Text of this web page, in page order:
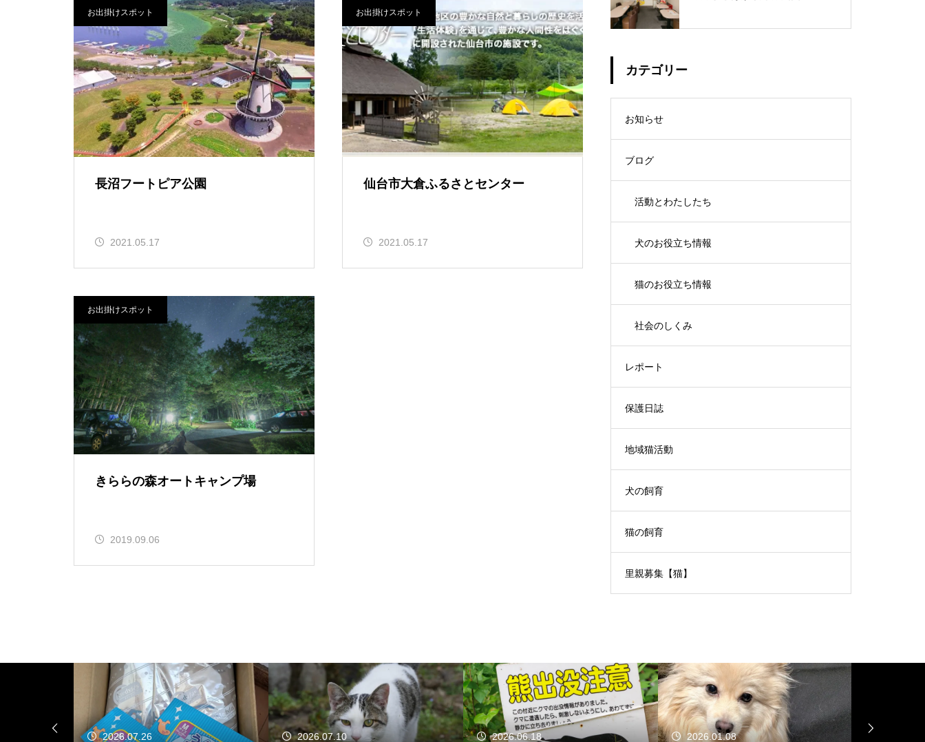
お出掛けスポット
長沼フートピア公園
2021.05.17
お出掛けスポット
仙台市大倉ふるさとセンター
2021.05.17
お出掛けスポット
きららの森オートキャンプ場
2019.09.06
カテゴリー
お知らせ
ブログ
活動とわたしたち
犬のお役立ち情報
猫のお役立ち情報
社会のしくみ
レポート
保護日誌
地域猫活動
犬の飼育
猫の飼育
里親募集【猫】
2026.07.26 2026.07.10 2026.06.18 2026.01.08